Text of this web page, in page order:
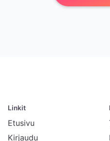
Linkit
Etusivu
Kirjaudu